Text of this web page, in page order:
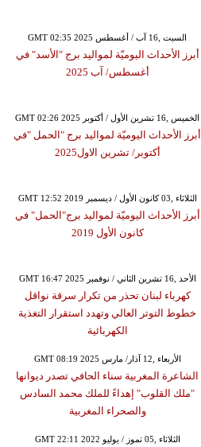
GMT 02:35 2025 السبت ,16 آب / أغسطس
أبرز الأحداث اليوميّة لمواليد برج "الأسد" في
أغسطس/ آب 2025
GMT 02:26 2025 الخميس ,16 تشرين الأول / أكتوبر
أبرز الأحداث اليوميّة لمواليد برج "الحمل "في
أكتوبر/ تشرين الاول2025
GMT 12:52 2019 الثلاثاء ,03 كانون الأول / ديسمبر
أبرز الأحداث اليوميّة لمواليد برج"الحمل" في
كانون الأول 2019
GMT 16:47 2025 الأحد ,16 تشرين الثاني / نوفمبر
كهرباء لبنان تحذر من تكرار سرقة نواقل
خطوط التوتر العالي وتهدد استقرار التغذية
الكهربائية
GMT 08:19 2025 الأربعاء ,12 آذار/ مارس
الشاعرة المغربية سناء الحافي تصدر ديوانها
"ملك القلوب" إهداءً للملك محمد السادس
والصحراء المغربية
GMT 22:11 2022 الثلاثاء ,05 تموز / يوليو